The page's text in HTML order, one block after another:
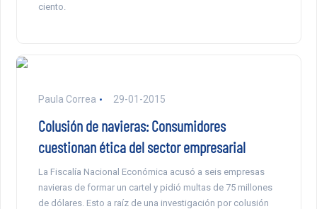
ciento.
Paula Correa 29-01-2015
Colusión de navieras: Consumidores
cuestionan ética del sector empresarial
La Fiscalía Nacional Económica acusó a seis empresas
navieras de formar un cartel y pidió multas de 75 millones
de dólares. Esto a raíz de una investigación por colusión